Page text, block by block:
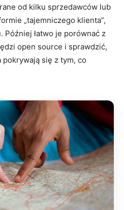
od kilku sprzedawców lub
„tajemniczego klienta”,
Później łatwo je porównać z
open source i sprawdzić,
się z tym, co